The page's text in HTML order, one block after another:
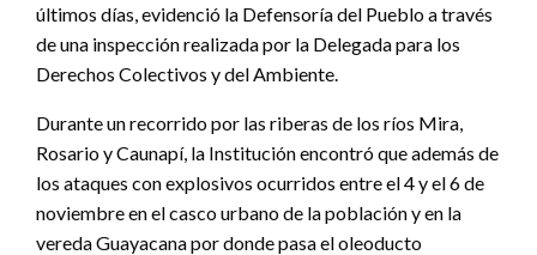
últimos días, evidenció la Defensoría del Pueblo a través
de una inspección realizada por la Delegada para los
Derechos Colectivos y del Ambiente.
Durante un recorrido por las riberas de los ríos Mira,
Rosario y Caunapí, la Institución encontró que además de
los ataques con explosivos ocurridos entre el 4 y el 6 de
noviembre en el casco urbano de la población y en la
vereda Guayacana por donde pasa el oleoducto